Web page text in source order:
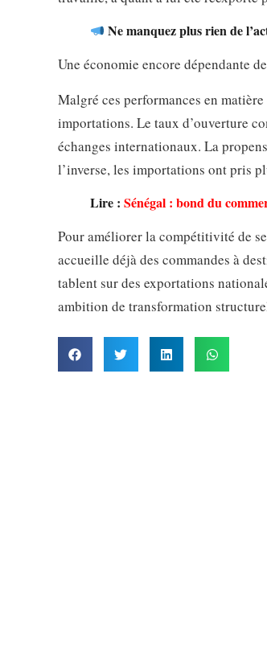
Ne manquez plus rien de
Une économie encore dépendante
Malgré ces performances en
importations. Le taux d’ouverture
échanges internationaux. La
l’inverse, les importations ont pris
Lire : Sénégal : bond du
Pour améliorer la compétitivité de
accueille déjà des commandes à
tablent sur des exportations
ambition de transformation